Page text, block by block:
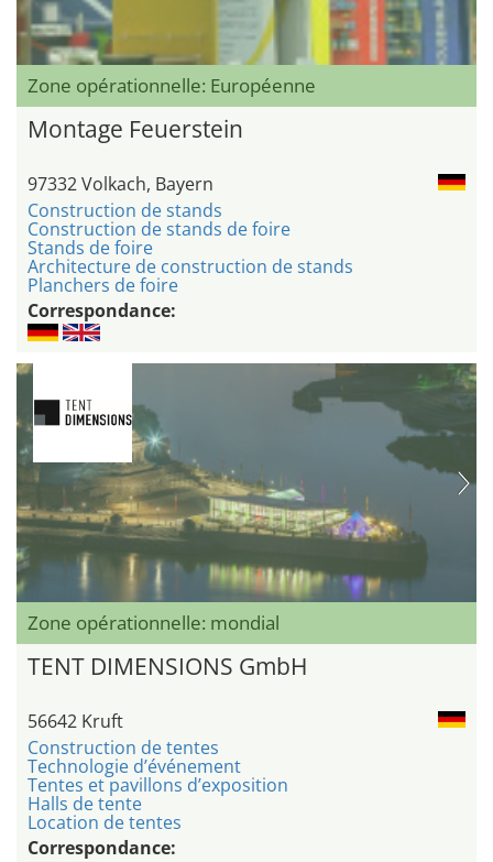
Zone opérationnelle: Européenne
Montage Feuerstein
97332 Volkach, Bayern
Construction de stands
Construction de stands de foire
Stands de foire
Architecture de construction de stands
Planchers de foire
Correspondance:
Zone opérationnelle: mondial
TENT DIMENSIONS GmbH
56642 Kruft
Construction de tentes
Technologie d’événement
Tentes et pavillons d’exposition
Halls de tente
Location de tentes
Correspondance: